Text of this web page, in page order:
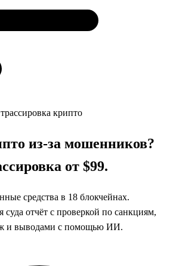
крипто
из-за мошенников?
от $99.
средства в 18 блокчейнах.
отчёт с проверкой по санкциям,
и выводами с помощью ИИ.